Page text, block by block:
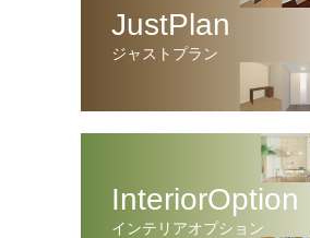
JustPlan
ジャストプラン
InteriorOption
インテリアオプション